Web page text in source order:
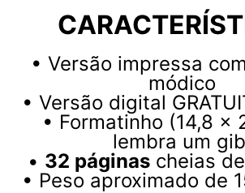
• Versão impressa
módico
• Versão digital
• Formatinho (14,8 x
lembra um
• 32 páginas cheias
• Peso aproximado de